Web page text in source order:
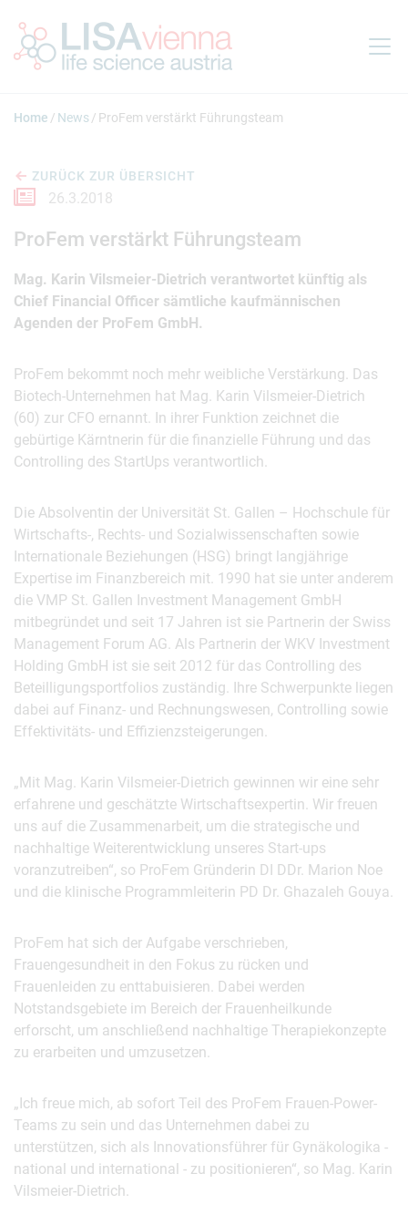
Home News ProFem verstärkt Führungsteam
ZURÜCK ZUR ÜBERSICHT
26.3.2018
ProFem verstärkt Führungsteam
Mag. Karin Vilsmeier-Dietrich verantwortet künftig als
Chief Financial Officer sämtliche kaufmännischen
Agenden der ProFem GmbH.
ProFem bekommt noch mehr weibliche Verstärkung. Das
Biotech-Unternehmen hat Mag. Karin Vilsmeier-Dietrich
(60) zur CFO ernannt. In ihrer Funktion zeichnet die
gebürtige Kärntnerin für die finanzielle Führung und das
Controlling des StartUps verantwortlich.
Die Absolventin der Universität St. Gallen – Hochschule für
Wirtschafts-, Rechts- und Sozialwissenschaften sowie
Internationale Beziehungen (HSG) bringt langjährige
Expertise im Finanzbereich mit. 1990 hat sie unter anderem
die VMP St. Gallen Investment Management GmbH
mitbegründet und seit 17 Jahren ist sie Partnerin der Swiss
Management Forum AG. Als Partnerin der WKV Investment
Holding GmbH ist sie seit 2012 für das Controlling des
Beteilligungsportfolios zuständig. Ihre Schwerpunkte liegen
dabei auf Finanz- und Rechnungswesen, Controlling sowie
Effektivitäts- und Effizienzsteigerungen.
„Mit Mag. Karin Vilsmeier-Dietrich gewinnen wir eine sehr
erfahrene und geschätzte Wirtschaftsexpertin. Wir freuen
uns auf die Zusammenarbeit, um die strategische und
nachhaltige Weiterentwicklung unseres Start-ups
voranzutreiben“, so ProFem Gründerin DI DDr. Marion Noe
und die klinische Programmleiterin PD Dr. Ghazaleh Gouya.
ProFem hat sich der Aufgabe verschrieben,
Frauengesundheit in den Fokus zu rücken und
Frauenleiden zu enttabuisieren. Dabei werden
Notstandsgebiete im Bereich der Frauenheilkunde
erforscht, um anschließend nachhaltige Therapiekonzepte
zu erarbeiten und umzusetzen.
„Ich freue mich, ab sofort Teil des ProFem Frauen-Power-
Teams zu sein und das Unternehmen dabei zu
unterstützen, sich als Innovationsführer für Gynäkologika -
national und international - zu positionieren“, so Mag. Karin
Vilsmeier-Dietrich.